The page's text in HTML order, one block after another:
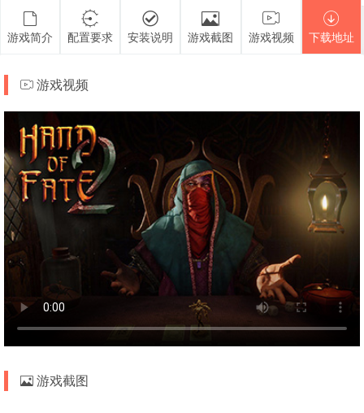
游戏简介 配置要求 安装说明 游戏截图 游戏视频 下载地址
游戏视频
游戏截图